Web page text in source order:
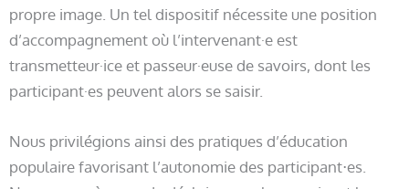
propre image. Un tel dispositif nécessite une position
d’accompagnement où l’intervenant·e est
transmetteur·ice et passeur·euse de savoirs, dont les
participant·es peuvent alors se saisir.
Nous privilégions ainsi des pratiques d’éducation
populaire favorisant l’autonomie des participant⋅es.